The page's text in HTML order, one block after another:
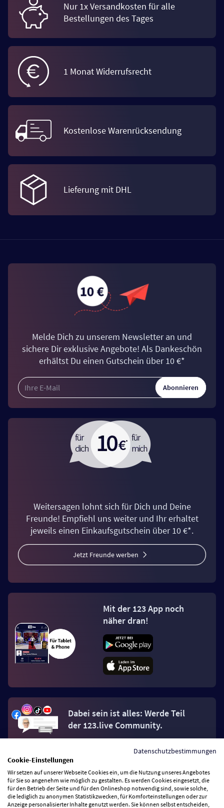
Nur 1x Versandkosten für alle
Bestellungen des Tages
1 Monat Widerrufsrecht
Kostenlose Warenrücksendung
Lieferung mit DHL
Melde Dich zu unserem Newsletter an und
sichere Dir exklusive Angebote! Als Dankeschön
erhältst Du einen Gutschein über 10 €*
Abonnieren
Weitersagen lohnt sich für Dich und Deine
Freunde! Empfiehl uns weiter und Ihr erhaltet
jeweils einen Einkaufsgutschein über 10 €*.
Jetzt Freunde werben
Mit der 123 App noch
näher dran!
Dabei sein ist alles: Werde Teil
der 123.live Community.
Datenschutzbestimmungen
Cookie-Einstellungen
Wir setzen auf unserer Webseite Cookies ein, um die Nutzung unseres Angebotes
für Sie so angenehm wie möglich zu gestalten. Es werden Cookies eingesetzt, die
für den Betrieb der Seite und für den Onlineshop notwendig sind, sowie solche,
die lediglich zu anonymen Statistikzwecken, für Komforteinstellungen oder zur
Anzeige personalisierter Inhalte genutzt werden. Sie können selbst entscheiden,